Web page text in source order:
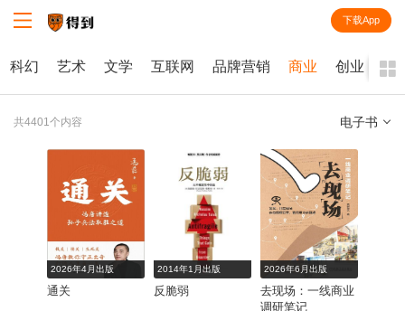
下载App
科幻 艺术 文学 互联网 品牌营销 商业 创业
共4401个内容 电子书
全部
课程
每天听本书
电子书
2026年4月出版
通关
2014年1月出版
反脆弱
2026年6月出版
去现场：一线商业
调研笔记